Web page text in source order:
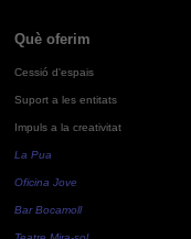
Què oferim
Cessió d'espais
Suport a les entitats
Impuls a la creativitat
La Pua
Oficina Jove
Bar Bocamoll